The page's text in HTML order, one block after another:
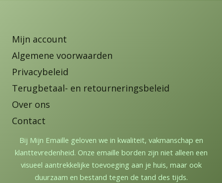
Mijn account
Algemene voorwaarden
Privacybeleid
Terugbetaal- en retourneringsbeleid
Over ons
Contact
Bij Mijn Emaille geloven we in kwaliteit, vakmanschap en
klanttevredenheid. Onze emaille borden zijn niet alleen een
visueel aantrekkelijke toevoeging aan je huis, maar ook
duurzaam en bestand tegen de tand des tijds.